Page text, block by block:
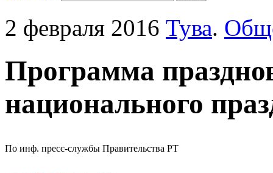
2 февраля 2016 Тува.
Программа
национального
По инф. пресс-службы Правительства РТ